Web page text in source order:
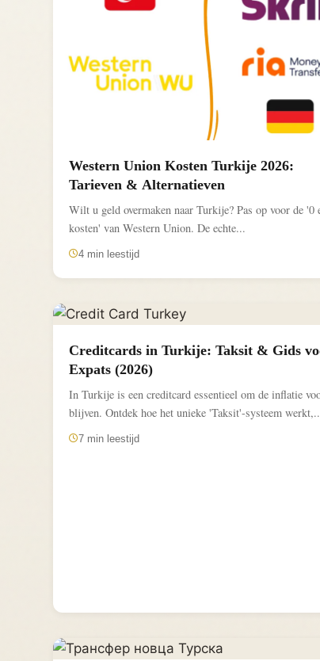
Western Union Kosten Turkije 2026:
Tarieven & Alternatieven
Wilt u geld overmaken naar Turkije? Pas op voor de '0
kosten' van Western Union. De echte...
4 min leestijd
Creditcards in Turkije: Taksit & Gids
Expats (2026)
In Turkije is een creditcard essentieel om de inflatie
blijven. Ontdek hoe het unieke 'Taksit'-systeem
7 min leestijd